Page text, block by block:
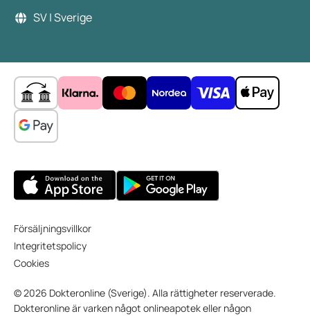
SV | Sverige
Försäljningsvillkor
Integritetspolicy
Cookies
© 2026 Dokteronline (Sverige). Alla rättigheter reserverade.
Dokteronline är varken något onlineapotek eller någon